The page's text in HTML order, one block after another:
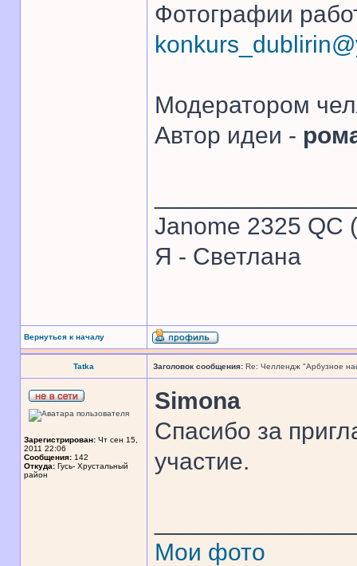
Фотографии
Модератором
Автор идеи -
Janome 2325 QC
Я - Светлана
Вернуться к началу
Tatka Заголовок сообщения: Re: Челлендж "Арбузное
Зарегистрирован: Чт сен 15,
2011 22:06
Сообщения: 142
Откуда: Гусь- Хрустальный
район
Simona
Спасибо за
участие.
Мои фото